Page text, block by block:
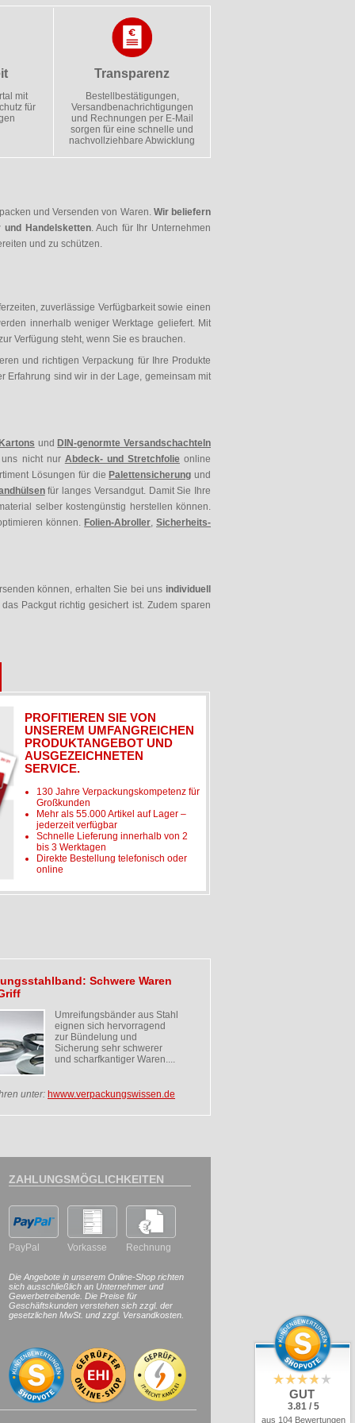
mit
für
Transparenz
Bestellbestätigungen,
Versandbenachrichtigungen
und Rechnungen per E-Mail
sorgen für eine schnelle und
nachvollziehbare Abwicklung
und Versenden von Waren. Wir beliefern
und Handelsketten. Auch für Ihr Unternehmen
und zu schützen.
zuverlässige Verfügbarkeit sowie einen
innerhalb weniger Werktage geliefert. Mit
Verfügung steht, wenn Sie es brauchen.
und richtigen Verpackung für Ihre Produkte
Erfahrung sind wir in der Lage, gemeinsam mit
undDIN-genormte Versandschachteln
uns nicht nur Abdeck- und Stretchfolieonline
Lösungen für diePalettensicherung und
für langes Versandgut. Damit Sie Ihre
selber kostengünstig herstellen können.
können.Folien-Abroller ,Sicherheits-
können, erhalten Sie bei uns individuell
Packgut richtig gesichert ist. Zudem sparen
PROFITIEREN SIE VON
UNSEREM UMFANGREICHEN
PRODUKTANGEBOT UND
AUSGEZEICHNETEN
SERVICE.
130 Jahre Verpackungskompetenz für
Großkunden
Mehr als 55.000 Artikel auf Lager –
jederzeit verfügbar
Schnelle Lieferung innerhalb von 2
bis 3 Werktagen
Direkte Bestellung telefonisch oder
online
Schwere Waren
Umreifungsbänder aus Stahl
eignen sich hervorragend
zur Bündelung und
Sicherung sehr schwerer
und scharfkantiger Waren....
unter: hwww.verpackungswissen.de
ZAHLUNGSMÖGLICHKEITEN
PayPal Vorkasse Rechnung
Die Angebote in unserem Online-Shop richten
sich ausschließlich an Unternehmer und
Gewerbetreibende. Die Preise für
Geschäftskunden verstehen sich zzgl. der
gesetzlichen MwSt. und zzgl. Versandkosten.
GUT
3.81 / 5
aus 104 Bewertungen